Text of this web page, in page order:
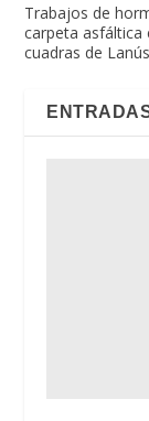
Trabajos de
carpeta asfáltica
cuadras de Lanús